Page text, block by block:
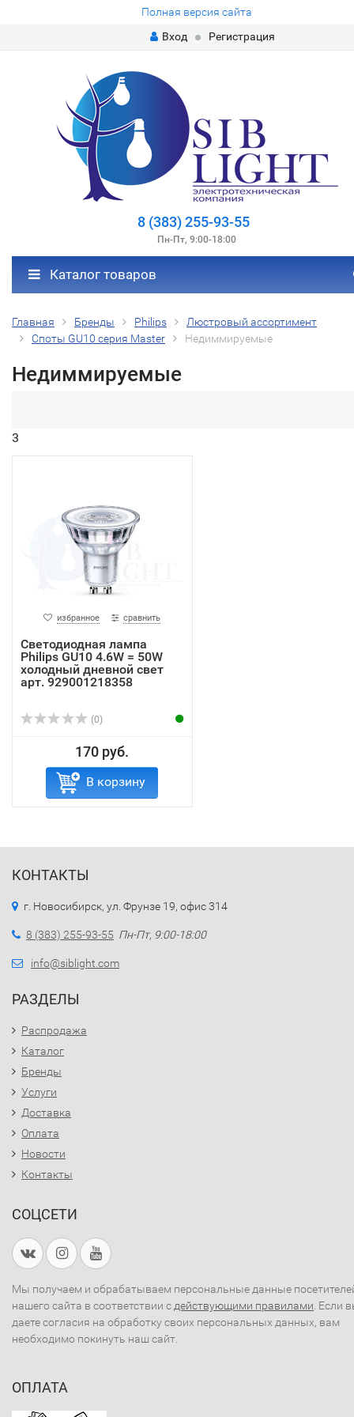
Полная версия сайта
Вход
Регистрация
8 (383) 255-93-55
Пн-Пт, 9:00-18:00
Каталог товаров
Главная Бренды Philips
Люстровый ассортимент
Споты GU10 серия Master
Недиммируемые
Недиммируемые
3
избранное сравнить
Светодиодная лампа
Philips GU10 4.6W = 50W
холодный дневной свет
арт. 929001218358
(0)
170 руб.
В корзину
КОНТАКТЫ
г. Новосибирск, ул. Фрунзе 19, офис 314
8 (383) 255-93-55 Пн-Пт, 9:00-18:00
info@siblight.com
РАЗДЕЛЫ
Распродажа
Каталог
Бренды
Услуги
Доставка
Оплата
Новости
Контакты
СОЦСЕТИ
Мы получаем и обрабатываем персональные данные
нашего сайта в соответствии с действующими правилами . Если
даете согласия на обработку своих персональных данных, вам
необходимо покинуть наш сайт.
ОПЛАТА